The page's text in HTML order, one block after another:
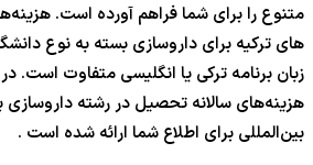
متنوع را برای شما فراهم آورده است.
های ترکیه برای داروسازی بسته به نوع
زبان برنامه ترکی یا انگلیسی متفاوت است.
هزینه‌های سالانه تحصیل در رشته داروسازی
بین‌المللی برای اطلاع شما ارائه شده است .